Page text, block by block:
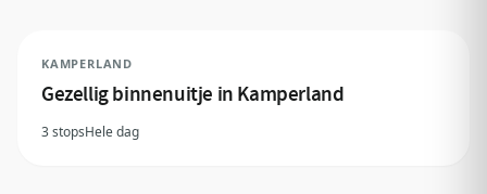
KAMPERLAND
Gezellig binnenuitje in Kamperland
3 stopsHele dag